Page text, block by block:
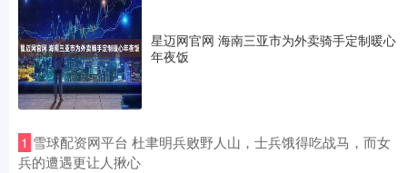
星迈网官网 海南三亚市为外卖骑手定制暖心
年夜饭
1 ​雪球配资网平台 杜聿明兵败野人山，士兵饿得吃战马，而女
兵的遭遇更让人揪心